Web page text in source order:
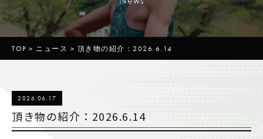
TOP > ニュース > 頂き物の紹介：2026.6.14
2026.06.17
頂き物の紹介：2026.6.14